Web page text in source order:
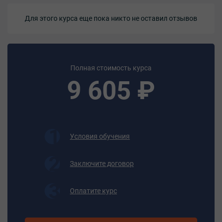
на выполняемые
- устройство и принцип работы обслуживаемого
- правила технической эксплуатации и ухода за
- назначение и правила пользования контрольно-
измерительными приборами;
- безопасные и санитарно-гигиенические методы труда,
инструкции по охране труда и промышленной -
Для этого курса еще пока никто не оставил отзывов
Полная стоимость курса
9 605 ₽
Условия обучения
Заключите договор
Оплатите курс